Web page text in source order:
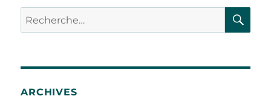
Recherche
pour :
ARCHIVES